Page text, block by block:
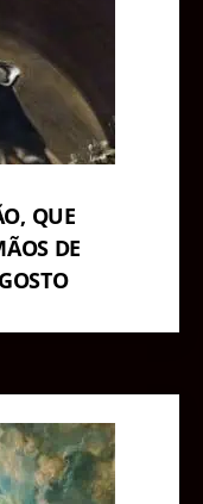
QUE
DE